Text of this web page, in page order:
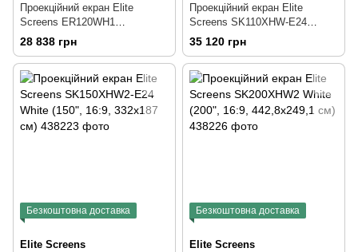
Проекційний екран Elite
Screens ER120WH1
(266х150см, 16:9 ,120")
28 838 грн
Проекційний екран Elite
Screens SK110XHW-E24
(244х137 см, 16:9, 110")
35 120 грн
Безкоштовна доставка
Elite Screens
Безкоштовна доставка
Elite Screens